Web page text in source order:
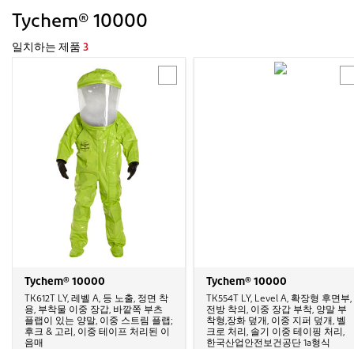
Tychem® 10000
일치하는 제품 3
Tychem® 10000
TK612T LY, 레벨 A, 등 노출, 정면 착
용, 부착물 이중 장갑, 바깥쪽 부츠
플랩이 있는 양말, 이중 스트림 플랩;
후크 & 고리, 이중 테이프 처리된 이
음매
Tychem® 10000
TK554T LY, Level A, 확장형 후면부,
전방 착의, 이중 장갑 부착, 양말 부
착형,장화 덮개, 이중 지퍼 덮개, 벨
크로 처리, 솔기 이중 테이핑 처리,
한국산업안전보건공단 1a형식